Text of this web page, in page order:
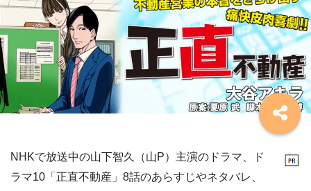
NHKで放送中の山下智久（山P）主演のドラマ、ド
ラマ10「正直不動産」8話のあらすじやネタバレ、